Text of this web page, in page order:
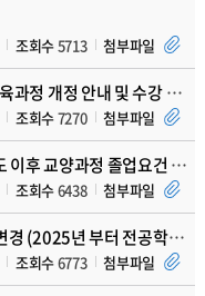
조회수5713 첨부파일
[전체] 정보통신공학과 2025년 전공 교육과정 개정 안내 및 수강 유의사항
조회수7270 첨부파일
[전체 ] 교양 이수 졸업요건 (2023학년도 이후 교양과정 졸업요건 주요사항 추가)
조회수6438 첨부파일
[전체] 정보통신공학과 전공 졸업 기준 변경 (2025년 부터 전공학점제 시행)
조회수6773 첨부파일